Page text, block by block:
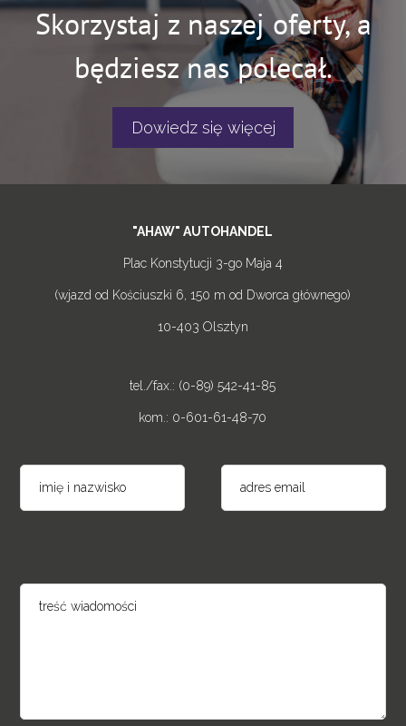
Skorzystaj z naszej oferty, a
będziesz nas polecał.
Dowiedz się więcej
"AHAW" AUTOHANDEL
Plac Konstytucji 3-go Maja 4
(wjazd od Kościuszki 6, 150 m od Dworca głównego)
10-403 Olsztyn
tel./fax.: (0-89) 542-41-85
kom.: 0-601-61-48-70